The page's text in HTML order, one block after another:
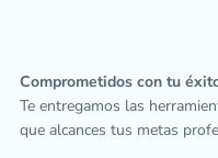
Comprometidos con tu
Te entregamos las
que alcances tus metas